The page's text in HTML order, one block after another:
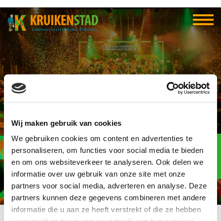
Wij maken gebruik van cookies
We gebruiken cookies om content en advertenties te
personaliseren, om functies voor social media te bieden
en om ons websiteverkeer te analyseren. Ook delen we
informatie over uw gebruik van onze site met onze
partners voor social media, adverteren en analyse. Deze
partners kunnen deze gegevens combineren met andere
informatie die u aan ze heeft verstrekt of die ze hebben
Download de
Kruikenstad App
Elf-elf
over
96